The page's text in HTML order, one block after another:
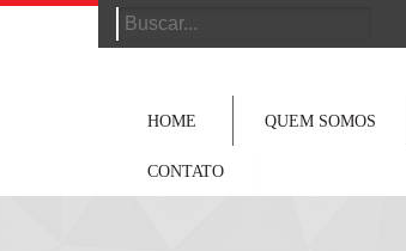
Search
for:
HOME QUEM SOMOS
CONTATO